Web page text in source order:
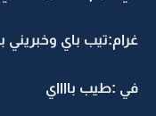
غرام:تيب باي
في :طيب بااااي